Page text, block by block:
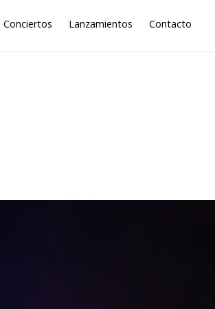
Conciertos Lanzamientos Contacto